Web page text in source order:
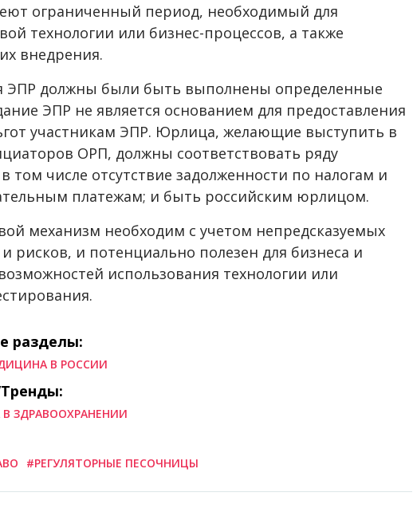
ограниченный период, необходимый для
технологии или бизнес-процессов, а также
внедрения.
ЭПР должны были быть выполнены определенные
ЭПР не является основанием для предоставления
участникам ЭПР. Юрлица, желающие выступить в
ОРП, должны соответствовать ряду
том числе отсутствие задолженности по налогам и
платежам; и быть российским юрлицом.
механизм необходим с учетом непредсказуемых
рисков, и потенциально полезен для бизнеса и
использования технологии или
разделы:
В РОССИИ
В ЗДРАВООХРАНЕНИИ
#РЕГУЛЯТОРНЫЕ ПЕСОЧНИЦЫ